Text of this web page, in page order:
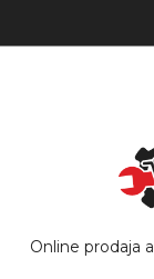
Online prodaja